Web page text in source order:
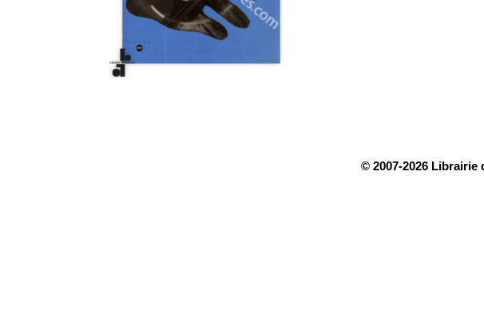
© 2007-2026 Librairie